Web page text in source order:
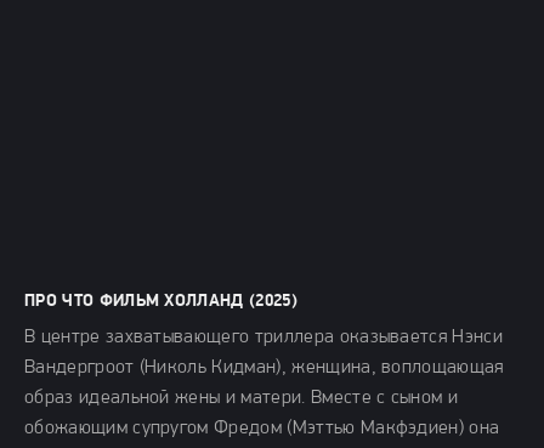
ПРО ЧТО ФИЛЬМ ХОЛЛАНД (2025)
В центре захватывающего триллера оказывается Нэнси
Вандергроот (Николь Кидман), женщина, воплощающая
образ идеальной жены и матери. Вместе с сыном и
обожающим супругом Фредом (Мэттью Макфэдиен) она